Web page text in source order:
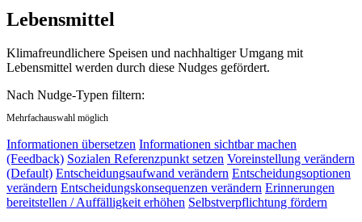
Lebensmittel
Klimafreundlichere Speisen und nachhaltiger Umgang mit
Lebensmittel werden durch diese Nudges gefördert.
Nach Nudge-Typen filtern:
Mehrfachauswahl möglich
Informationen übersetzen Informationen sichtbar machen
(Feedback) Sozialen Referenzpunkt setzen Voreinstellung verändern
(Default) Entscheidungsaufwand verändern Entscheidungsoptionen
verändern Entscheidungskonsequenzen verändern Erinnerungen
bereitstellen / Auffälligkeit erhöhen Selbstverpflichtung fördern